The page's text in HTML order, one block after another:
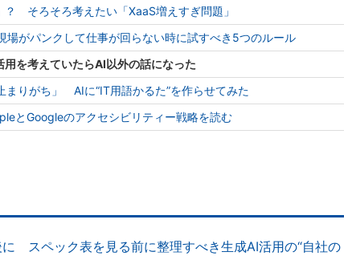
？ そろそろ考えたい「XaaS増えすぎ問題」
がパンクして仕事が回らない時に試すべき5つのルール
を考えていたらAI以外の話になった
りがち」 AIに“IT用語かるた”を作らせてみた
とGoogleのアクセシビリティー戦略を読む
に スペック表を見る前に整理すべき生成AI活用の“自社の